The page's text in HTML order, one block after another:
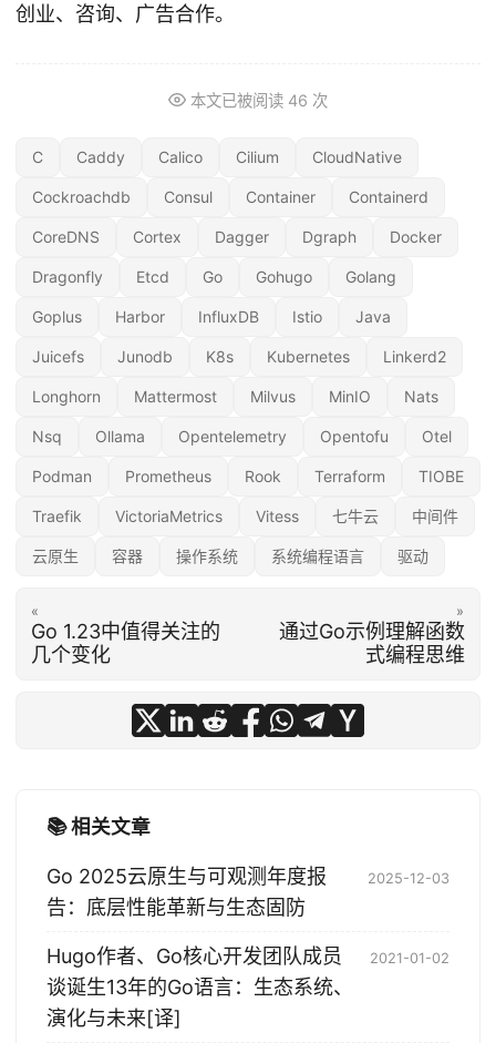
创业、咨询、广告合作。
本文已被阅读 46 次
C Caddy Calico Cilium CloudNative
Cockroachdb Consul Container Containerd
CoreDNS Cortex Dagger Dgraph Docker
Dragonfly Etcd Go Gohugo Golang
Goplus Harbor InfluxDB Istio Java
Juicefs Junodb K8s Kubernetes Linkerd2
Longhorn Mattermost Milvus MinIO Nats
Nsq Ollama Opentelemetry Opentofu Otel
Podman Prometheus Rook Terraform TIOBE
Traefik VictoriaMetrics Vitess 七牛云 中间件
云原生 容器 操作系统 系统编程语言 驱动
«
Go 1.23中值得关注的
几个变化
»
通过Go示例理解函数
式编程思维
📚 相关文章
Go 2025云原生与可观测年度报
告：底层性能革新与生态固防
2025-12-03
Hugo作者、Go核心开发团队成员
谈诞生13年的Go语言：生态系统、
演化与未来[译]
2021-01-02